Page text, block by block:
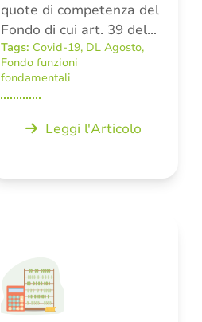
quote di competenza del
Fondo di cui art. 39 del…
Tags: Covid-19, DL Agosto,
Fondo funzioni
fondamentali
Leggi l'Articolo